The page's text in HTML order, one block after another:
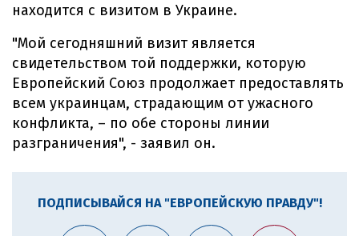
находится с визитом в Украине.
"Мой сегодняшний визит является
свидетельством той поддержки, которую
Европейский Союз продолжает предоставлять
всем украинцам, страдающим от ужасного
конфликта, – по обе стороны линии
разграничения", - заявил он.
ПОДПИСЫВАЙСЯ НА "ЕВРОПЕЙСКУЮ ПРАВДУ"!